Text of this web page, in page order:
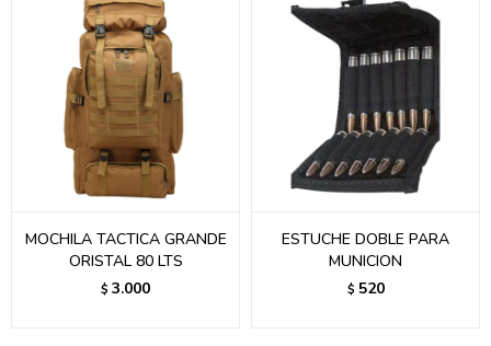
MOCHILA TACTICA GRANDE
ORISTAL 80 LTS
$ 3.000
ESTUCHE DOBLE PARA
MUNICION
$ 520